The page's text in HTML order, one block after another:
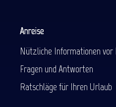
Anreise
Nützliche Informationen vor
Fragen und Antworten
Ratschläge für Ihren Urlaub